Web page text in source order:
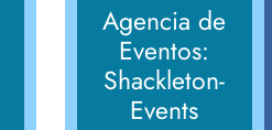
Agencia de
Eventos:
Shackleton-
Events